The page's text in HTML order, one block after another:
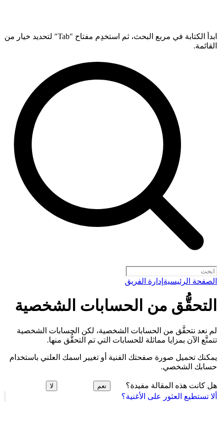
ابدأ الكتابة في مربع البحث، ثم استخدِم مفتاح "Tab" لتحديد خيار من
القائمة.
الصفحة الرئيسية إدارة الفريق
ألا تستطيع العثور على الأغنية؟
التحقُّق من الحسابات الشخصية
لم نعد نتحقَّق من الحسابات الشخصية، لكن الحسابات الشخصية
تتمتَّع الآن بمزايا مماثلة للحسابات التي تم التحقُّق منها.
يمكنك تحميل صورة صفحتك الفنية أو تغيير اسمك العلني باستخدام
حسابك الشخصي.
هل كانت هذه المقالة مفيدة؟ نعم لا